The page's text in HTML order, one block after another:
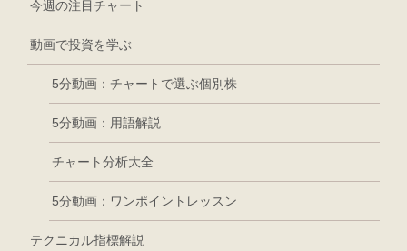
今週の注目チャート
動画で投資を学ぶ
5分動画：チャートで選ぶ個別株
5分動画：用語解説
チャート分析大全
5分動画：ワンポイントレッスン
テクニカル指標解説